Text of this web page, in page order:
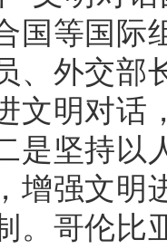
国等国际
、外交部
文明对话
是坚持以
增强文明
。哥伦比